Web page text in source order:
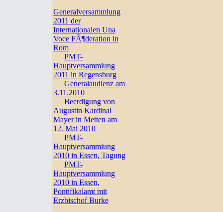
Generalversammlung
2011 der
Internationalen Una
Voce FÃ¶deration in
Rom
PMT-
Hauptversammlung
2011 in Regensburg
Generalaudienz am
3.11.2010
Beerdigung von
Augustin Kardinal
Mayer in Metten am
12. Mai 2010
PMT-
Hauptversammlung
2010 in Essen, Tagung
PMT-
Hauptversammlung
2010 in Essen,
Pontifikalamt mit
Erzbischof Burke